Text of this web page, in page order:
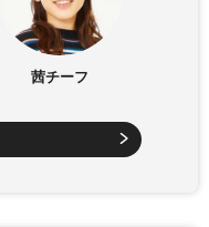
茜チーフ